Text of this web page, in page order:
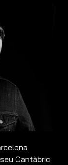
Cantàbric